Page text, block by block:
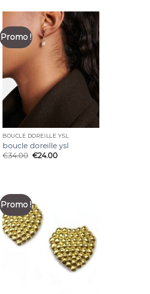
Promo !
BOUCLE DOREILLE YSL
boucle doreille ysl
€34.00 €24.00
Promo !